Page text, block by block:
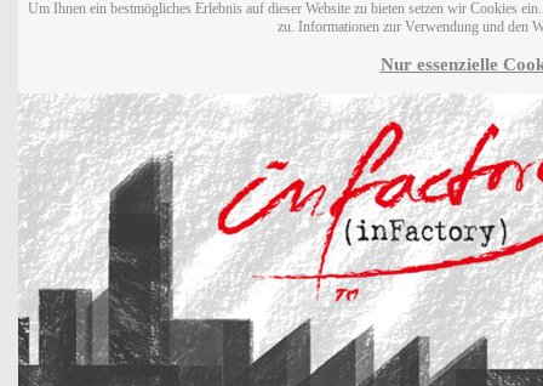
Um Ihnen ein bestmögliches Erlebnis auf dieser Website zu bieten setzen wir Cookies
zu. Informationen zur Verwendung und den
Nur essenzielle